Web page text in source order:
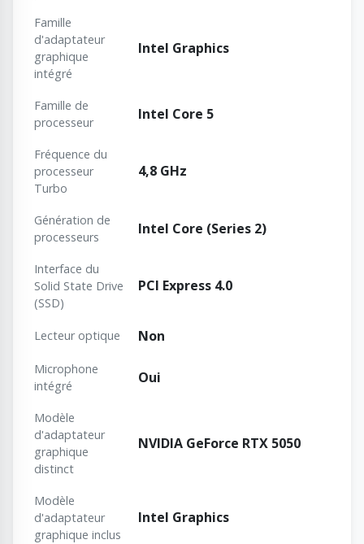
Famille
d'adaptateur
graphique
intégré
Intel Graphics
Famille de
processeur
Intel Core 5
Fréquence du
processeur
Turbo
4,8 GHz
Génération de
processeurs
Intel Core (Series 2)
Interface du
Solid State Drive
(SSD)
PCI Express 4.0
Lecteur optique Non
Microphone
intégré
Oui
Modèle
d'adaptateur
graphique
distinct
NVIDIA GeForce RTX 5050
Modèle
d'adaptateur
graphique inclus
Intel Graphics